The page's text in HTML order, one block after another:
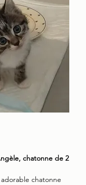
chatonne de 2
chatonne